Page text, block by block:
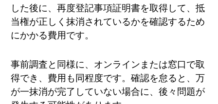
した後に、再度登記事項証明書を取得して、抵
当権が正しく抹消されているかを確認するため
にかかる費用です。
事前調査と同様に、オンラインまたは窓口で取
得でき、費用も同程度です。確認を怠ると、万
が一抹消が完了していない場合に、後々問題が